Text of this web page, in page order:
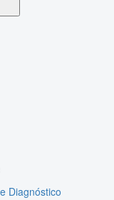
Diagnóstico